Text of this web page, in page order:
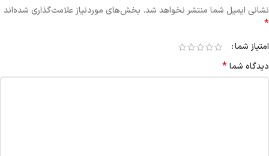
نشانی ایمیل شما منتشر نخواهد شد. بخش‌های موردنیاز علامت‌گذاری شده‌اند
*
امتیاز شما
دیدگاه شما*